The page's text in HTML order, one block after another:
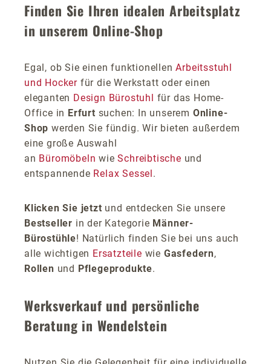
Finden Sie Ihren idealen Arbeitsplatz
in unserem Online-Shop
Egal, ob Sie einen funktionellenArbeitsstuhl
und Hocker für die Werkstatt oder einen
eleganten Design Bürostuhl für das Home-
Office in Erfurt suchen: In unserem Online-
Shop werden Sie fündig. Wir bieten außerdem
eine große Auswahl
an Büromöbeln wieSchreibtische und
entspannende Relax Sessel.
Klicken Sie jetzt und entdecken Sie unsere
Bestseller in der Kategorie Männer-
Bürostühle! Natürlich finden Sie bei uns auch
alle wichtigen Ersatzteile wie Gasfedern,
Rollen und Pflegeprodukte.
Werksverkauf und persönliche
Beratung in Wendelstein